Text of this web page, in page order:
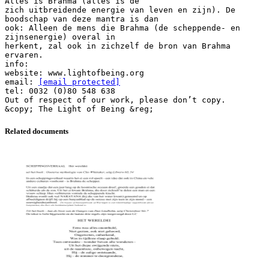
zich uitbreidende energie van leven en zijn). De
boodschap van deze mantra is dan
ook: Alleen de mens die Brahma (de scheppende- en
zijnsenergie) overal in
herkent, zal ook in zichzelf de bron van Brahma
ervaren.
info:
website: www.lightofbeing.org
email:
[email protected]
tel: 0032 (0)80 548 638
Out of respect of our work, please don’t copy.
Related documents